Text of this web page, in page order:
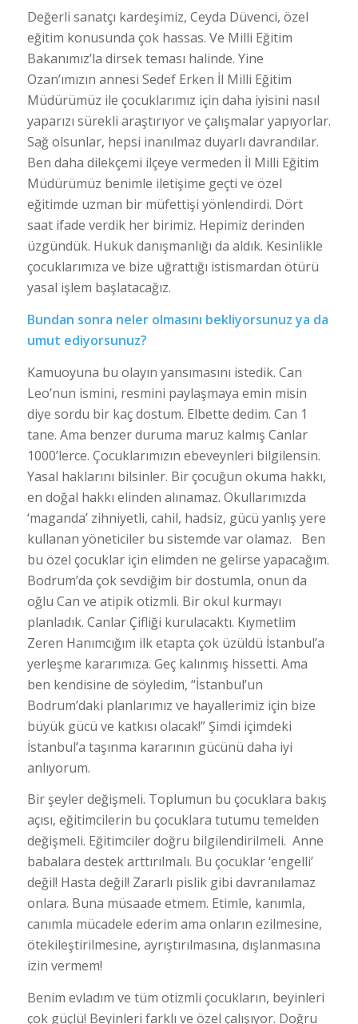
Değerli sanatçı kardeşimiz, Ceyda Düvenci, özel
eğitim konusunda çok hassas. Ve Milli Eğitim
Bakanımız’la dirsek teması halinde. Yine
Ozan’ımızın annesi Sedef Erken İl Milli Eğitim
Müdürümüz ile çocuklarımız için daha iyisini nasıl
yaparızı sürekli araştırıyor ve çalışmalar yapıyorlar.
Sağ olsunlar, hepsi inanılmaz duyarlı davrandılar.
Ben daha dilekçemi ilçeye vermeden İl Milli Eğitim
Müdürümüz benimle iletişime geçti ve özel
eğitimde uzman bir müfettişi yönlendirdi. Dört
saat ifade verdik her birimiz. Hepimiz derinden
üzgündük. Hukuk danışmanlığı da aldık. Kesinlikle
çocuklarımıza ve bize uğrattığı istismardan ötürü
yasal işlem başlatacağız.
Bundan sonra neler olmasını bekliyorsunuz ya da
umut ediyorsunuz?
Kamuoyuna bu olayın yansımasını istedik. Can
Leo’nun ismini, resmini paylaşmaya emin misin
diye sordu bir kaç dostum. Elbette dedim. Can 1
tane. Ama benzer duruma maruz kalmış Canlar
1000’lerce. Çocuklarımızın ebeveynleri bilgilensin.
Yasal haklarını bilsinler. Bir çocuğun okuma hakkı,
en doğal hakkı elinden alınamaz. Okullarımızda
‘maganda’ zihniyetli, cahil, hadsiz, gücü yanlış yere
kullanan yöneticiler bu sistemde var olamaz. Ben
bu özel çocuklar için elimden ne gelirse yapacağım.
Bodrum’da çok sevdiğim bir dostumla, onun da
oğlu Can ve atipik otizmli. Bir okul kurmayı
planladık. Canlar Çifliği kurulacaktı. Kıymetlim
Zeren Hanımcığım ilk etapta çok üzüldü İstanbul’a
yerleşme kararımıza. Geç kalınmış hissetti. Ama
ben kendisine de söyledim, “İstanbul’un
Bodrum’daki planlarımız ve hayallerimiz için bize
büyük gücü ve katkısı olacak!” Şimdi içimdeki
İstanbul’a taşınma kararının gücünü daha iyi
anlıyorum.
Bir şeyler değişmeli. Toplumun bu çocuklara bakış
açısı, eğitimcilerin bu çocuklara tutumu temelden
değişmeli. Eğitimciler doğru bilgilendirilmeli. Anne
babalara destek arttırılmalı. Bu çocuklar ‘engelli’
değil! Hasta değil! Zararlı pislik gibi davranılamaz
onlara. Buna müsaade etmem. Etimle, kanımla,
canımla mücadele ederim ama onların ezilmesine,
ötekileştirilmesine, ayrıştırılmasına, dışlanmasına
izin vermem!
Benim evladım ve tüm otizmli çocukların, beyinleri
çok güçlü! Beyinleri farklı ve özel çalışıyor. Doğru